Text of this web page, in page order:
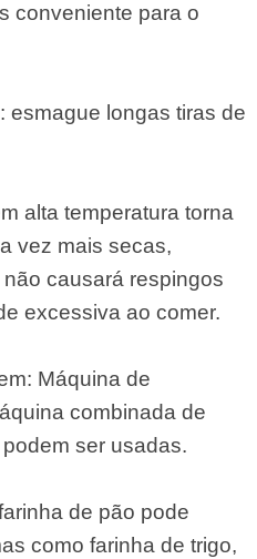
conveniente para o
esmague longas tiras de
alta temperatura torna
vez mais secas,
causará respingos
excessiva ao comer.
Máquina de
combinada de
ser usadas.
de pão pode
como farinha de trigo,